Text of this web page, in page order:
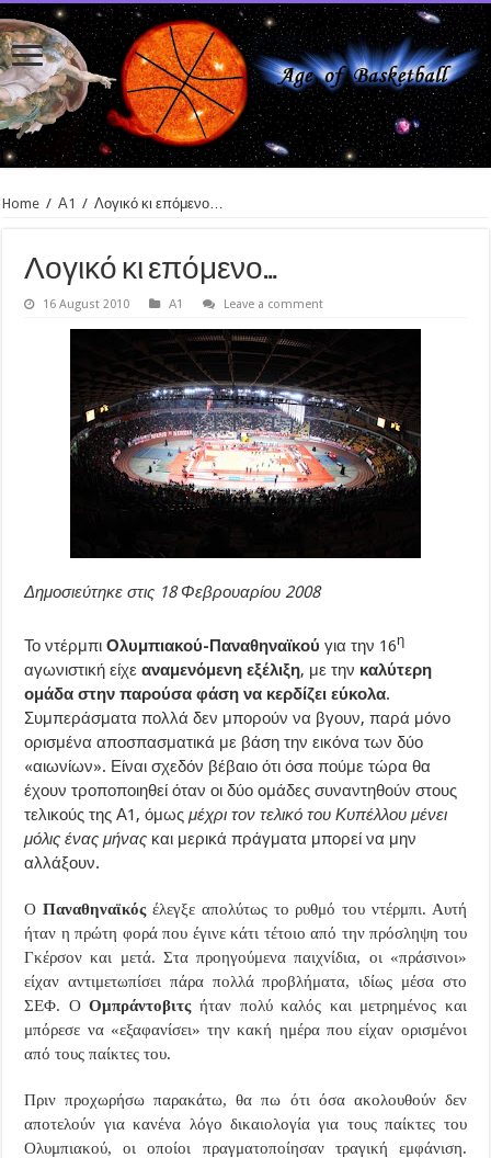
Home / Α1 / Λογικό κι επόμενο…
Λογικό κι επόμενο…
16 August 2010 Α1 Leave a comment
Δημοσιεύτηκε στις 18 Φεβρουαρίου 2008
Το ντέρμπιΟλυμπιακού-Παναθηναϊκού για την 16η
αγωνιστική είχεαναμενόμενη εξέλιξη, με την καλύτερη
ομάδα στην παρούσα φάση να κερδίζει εύκολα.
Συμπεράσματα πολλά δεν μπορούν να βγουν, παρά μόνο
ορισμένα αποσπασματικά με βάση την εικόνα των δύο
«αιωνίων». Είναι σχεδόν βέβαιο ότι όσα πούμε τώρα θα
έχουν τροποποιηθεί όταν οι δύο ομάδες συναντηθούν στους
τελικούς της Α1, όμωςμέχρι τον τελικό του Κυπέλλου μένει
μόλις ένας μήνας και μερικά πράγματα μπορεί να μην
αλλάξουν.
ΟΠαναθηναϊκόςέλεγξε απολύτως το ρυθμό του ντέρμπι. Αυτή
ήταν η πρώτη φορά που έγινε κάτι τέτοιο από την πρόσληψη του
Γκέρσον και μετά. Στα προηγούμενα παιχνίδια, οι «πράσινοι»
είχαν αντιμετωπίσει πάρα πολλά προβλήματα, ιδίως μέσα στο
ΣΕΦ. ΟΟμπράντοβιτςήταν πολύ καλός και μετρημένος και
μπόρεσε να «εξαφανίσει» την κακή ημέρα που είχαν ορισμένοι
από τους παίκτες του.
Πριν προχωρήσω παρακάτω, θα πω ότι όσα ακολουθούν δεν
αποτελούν για κανένα λόγο δικαιολογία για τους παίκτες του
Ολυμπιακού, οι οποίοι πραγματοποίησαν τραγική εμφάνιση.